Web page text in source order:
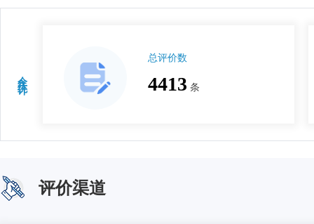
今年统计
总评价数
4413 条
评价渠道